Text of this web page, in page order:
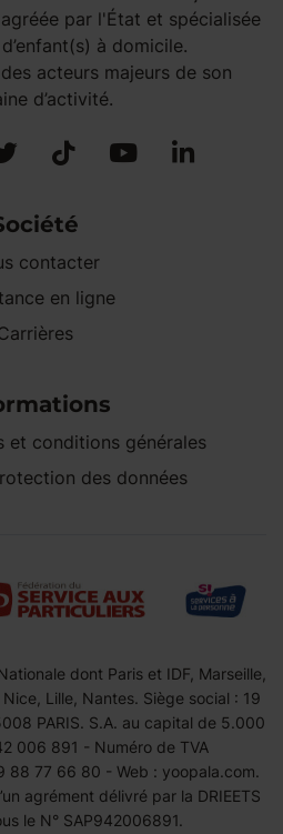
par l'État et spécialisée
à domicile.
acteurs majeurs de son
d’activité.
contacter
en ligne
et conditions générales
des données
dont Paris et IDF, Marseille,
Lille, Nantes. Siège social : 19
PARIS. S.A. au capital de 5.000
006 891 - Numéro de TVA
88 77 66 80 - Web : yoopala.com.
agrément délivré par la DRIEETS
le N° SAP942006891.